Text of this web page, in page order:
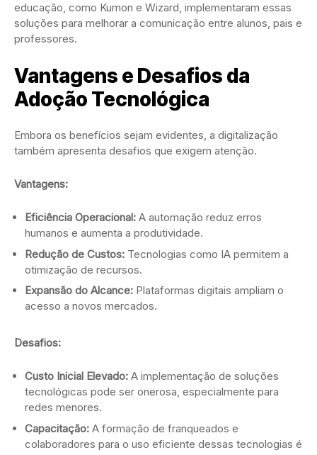
educação, como Kumon e Wizard, implementaram essas
soluções para melhorar a comunicação entre alunos, pais e
professores.
Vantagens e Desafios da
Adoção Tecnológica
Embora os benefícios sejam evidentes, a digitalização
também apresenta desafios que exigem atenção.
Vantagens:
Eficiência Operacional: A automação reduz erros
humanos e aumenta a produtividade.
Redução de Custos: Tecnologias como IA permitem a
otimização de recursos.
Expansão do Alcance: Plataformas digitais ampliam o
acesso a novos mercados.
Desafios:
Custo Inicial Elevado: A implementação de soluções
tecnológicas pode ser onerosa, especialmente para
redes menores.
Capacitação: A formação de franqueados e
colaboradores para o uso eficiente dessas tecnologias é